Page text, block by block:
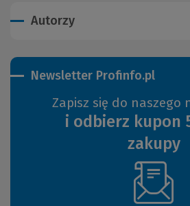
Autorzy
Newsletter Profinfo.pl
Zapisz się do naszego
i odbierz kupon
zakupy
(Nowe
okno)